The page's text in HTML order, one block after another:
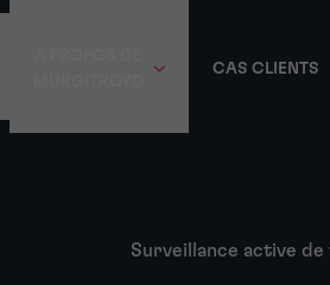
CAS CLIENTS
Surveillance active